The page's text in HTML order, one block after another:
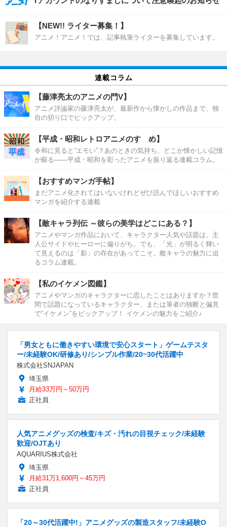
【NEW!! ライター募集！】
アニメ！アニメ！では、記事執筆ライターを募集しています。
連載コラム
【藤津亮太のアニメの門V】
アニメ評論家の藤津亮太が、最新作から懐かしの作品まで、独
自の切り口でピックアップ。
【平成・昭和レトロアニメのすゝめ】
令和に見ると“エモい”？あのときの気持ち、どこか懐かしい記憶
が蘇る――平成・昭和を彩ったアニメを振り返る連載コラム。
【おすすめマンガ手帖】
まだアニメ化されてはいないけれどぜひ読んでほしいおすすめ
マンガを紹介する連載
【敵キャラ列伝 ～彼らの美学はどこにある？】
アニメやマンガ作品において、キャラクター人気や話題は、主
人公サイドやヒーローに偏りがち。でも、「光」が明るく輝い
て見えるのは「影」の存在があってこそ。敵キャラの魅力に迫
るコラム連載。
【私のイケメン図鑑】
アニメやマンガのキャラクターに恋したことはありますか？世
間で話題になっているキャラクター、または筆者の独断と偏見
で“イケメン”をピックアップ！ イケメンの魅力をご紹介♪
「男女ともに働きやすい環境で安心スタート」ゲームテスタ
ー/未経験OK/研修あり/シンプル作業/20~30代活躍中
株式会社SNJAPAN
埼玉県
月給33万円～50万円
正社員
人気アニメグッズの検査/キズ・汚れの目視チェック/未経験
歓迎/OJTあり
AQUARIUS株式会社
埼玉県
月給31万1,600円～45万円
正社員
「20～30代活躍中!」アニメグッズの製造スタッフ/未経験O